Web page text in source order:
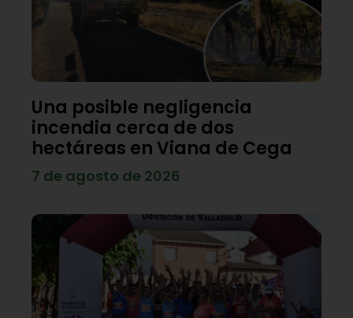
Una posible negligencia
incendia cerca de dos
hectáreas en Viana de Cega
7 de agosto de 2026